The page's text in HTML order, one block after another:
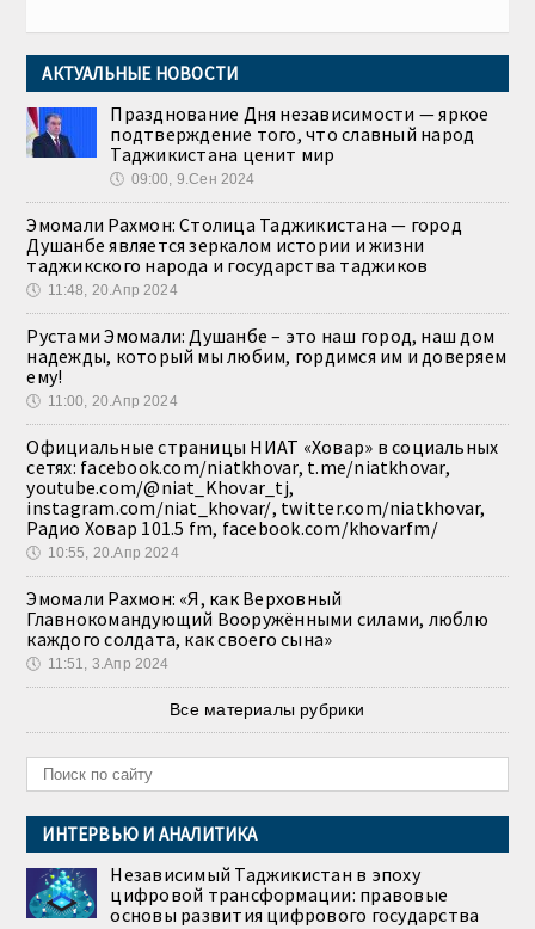
АКТУАЛЬНЫЕ НОВОСТИ
Празднование Дня независимости — яркое
подтверждение того, что славный народ
Таджикистана ценит мир
🕔 09:00, 9.Сен 2024
Эмомали Рахмон: Столица Таджикистана — город
Душанбе является зеркалом истории и жизни
таджикского народа и государства таджиков
🕔 11:48, 20.Апр 2024
Рустами Эмомали: Душанбе – это наш город, наш дом
надежды, который мы любим, гордимся им и доверяем
ему!
🕔 11:00, 20.Апр 2024
Официальные страницы НИАТ «Ховар» в социальных
сетях: facebook.com/niatkhovar, t.me/niatkhovar,
youtube.com/@niat_Khovar_tj,
instagram.com/niat_khovar/, twitter.com/niatkhovar,
Радио Ховар 101.5 fm, facebook.com/khovarfm/
🕔 10:55, 20.Апр 2024
Эмомали Рахмон: «Я, как Верховный
Главнокомандующий Вооружёнными силами, люблю
каждого солдата, как своего сына»
🕔 11:51, 3.Апр 2024
Все материалы рубрики
ИНТЕРВЬЮ И АНАЛИТИКА
Независимый Таджикистан в эпоху
цифровой трансформации: правовые
основы развития цифрового государства